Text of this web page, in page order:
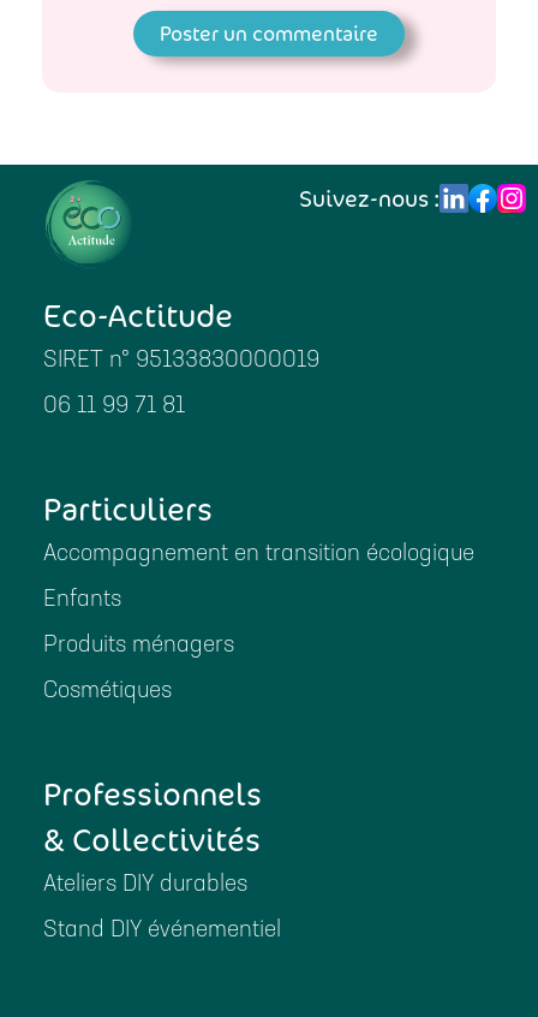
Eco-Actitude
SIRET n° 95133830000019
06 11 99 71 81
Particuliers
Accompagnement en transition écologique
Enfants
Produits ménagers
Cosmétiques
Professionnels
& Collectivités
Ateliers DIY durables
Stand DIY événementiel
Suivez-nous :